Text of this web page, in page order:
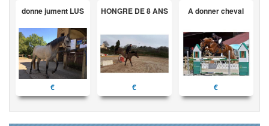
donne jument LUS
€
HONGRE DE 8 ANS
€
A donner cheval
€